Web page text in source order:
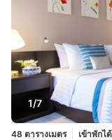
1/7
48 ตารางเมตร เข้าพักไ